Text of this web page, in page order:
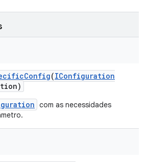
Config(IConfiguration
com as necessidades